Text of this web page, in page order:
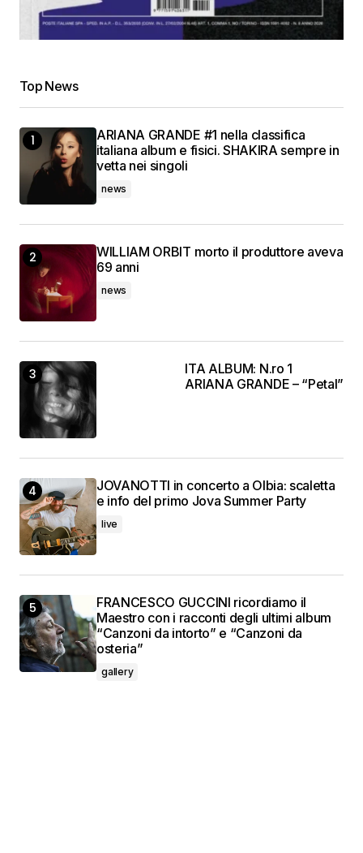
Top News
ARIANA GRANDE #1 nella classifica
italiana album e fisici. SHAKIRA sempre in
vetta nei singoli
news
WILLIAM ORBIT morto il produttore aveva
69 anni
news
ITA ALBUM: N.ro 1
ARIANA GRANDE – “Petal”
JOVANOTTI in concerto a Olbia: scaletta
e info del primo Jova Summer Party
live
FRANCESCO GUCCINI ricordiamo il
Maestro con i racconti degli ultimi album
“Canzoni da intorto” e “Canzoni da
osteria”
gallery